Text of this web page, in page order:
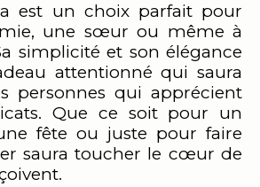
est un choix parfait pour
une sœur ou même à
simplicité et son élégance
attentionné qui saura
personnes qui apprécient
Que ce soit pour un
fête ou juste pour faire
saura toucher le cœur de